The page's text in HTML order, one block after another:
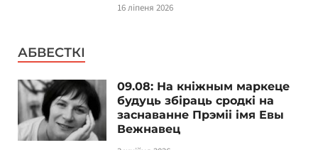
16 ліпеня 2026
АБВЕСТКІ
09.08: На кніжным маркеце
будуць збіраць сродкі на
заснаванне Прэміі імя Евы
Вежнавец